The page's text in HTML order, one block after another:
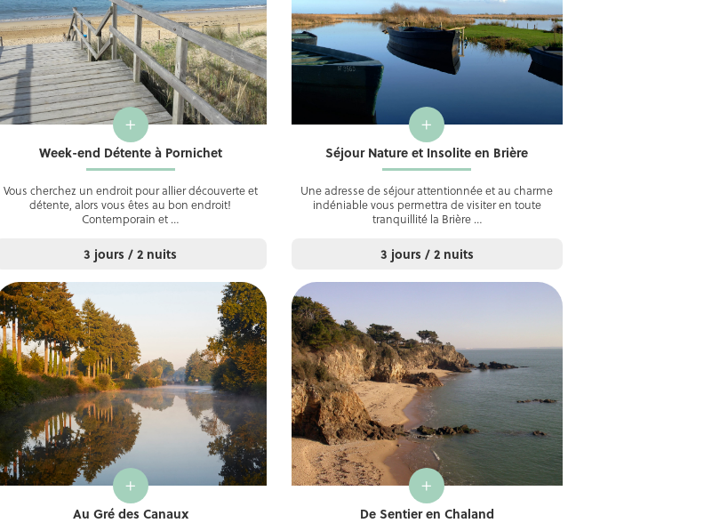
+
Week-end Détente à Pornichet
Vous cherchez un endroit pour allier découverte et
détente, alors vous êtes au bon endroit!
Contemporain et …
3 jours / 2 nuits
+
Séjour Nature et Insolite en Brière
Une adresse de séjour attentionnée et au charme
indéniable vous permettra de visiter en toute
tranquillité la Brière …
3 jours / 2 nuits
+
Au Gré des Canaux
+
De Sentier en Chaland